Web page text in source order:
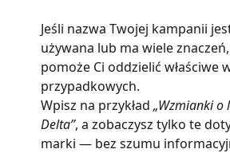
Jeśli nazwa Twojej kampanii
używana lub ma wiele
pomoże Ci oddzielić właściwe
przypadkowych.
Wpisz na przykład „Wzmianki
Delta”, a zobaczysz tylko te
marki — bez szumu